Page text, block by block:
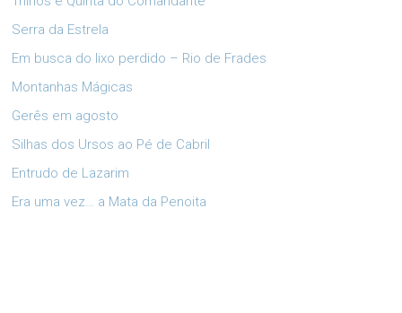
Serra da Estrela
Em busca do lixo perdido – Rio de Frades
Montanhas Mágicas
Gerês em agosto
Silhas dos Ursos ao Pé de Cabril
Entrudo de Lazarim
Era uma vez… a Mata da Penoita